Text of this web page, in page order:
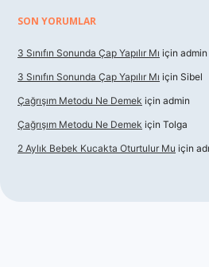
SON YORUMLAR
3 Sınıfın Sonunda Çap Yapılır Mı için admin
3 Sınıfın Sonunda Çap Yapılır Mı için Sibel
Çağrışım Metodu Ne Demek için admin
Çağrışım Metodu Ne Demek için Tolga
2 Aylık Bebek Kucakta Oturtulur Mu için